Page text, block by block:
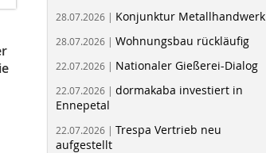
28.07.2026 | Konjunktur Metallhandwerk
28.07.2026 | Wohnungsbau rückläufig
22.07.2026 | Nationaler Gießerei-Dialog
22.07.2026 | dormakaba investiert in
Ennepetal
22.07.2026 | Trespa Vertrieb neu
aufgestellt